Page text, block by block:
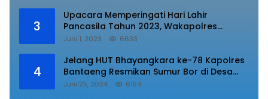
3
Upacara Memperingati Hari Lahir
Pancasila Tahun 2023, Wakapolres
Lampung Utara Bacakan Amanat Kepala
Juni 1, 2023 6633
4
Jelang HUT Bhayangkara ke-78 Kapolres
Bantaeng Resmikan Sumur Bor di Desa
Kaloling Bantaeng
Juni 25, 2024 6154